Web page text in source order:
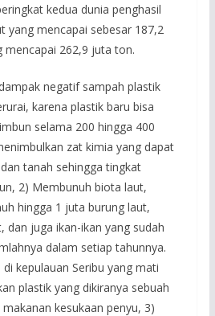
kedua dunia penghasil
yang mencapai sebesar 187,2
mencapai 262,9 juta ton.
negatif sampah plastik
karena plastik baru bisa
selama 200 hingga 400
zat kimia yang dapat
tanah sehingga tingkat
2) Membunuh biota laut,
hingga 1 juta burung laut,
dan juga ikan-ikan yang sudah
dalam setiap tahunnya.
kepulauan Seribu yang mati
plastik yang dikiranya sebuah
kesukaan penyu, 3)